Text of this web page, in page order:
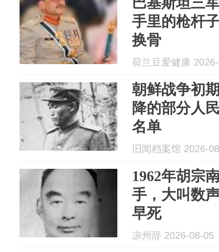
手里的枪杆
换骨
荷兰豆爱健康
朝鲜战争初
降的部分人
名单
旧闻档案馆 2026-
1962年胡宗
手，大叫数
早死
凉州辞 2026-08-05